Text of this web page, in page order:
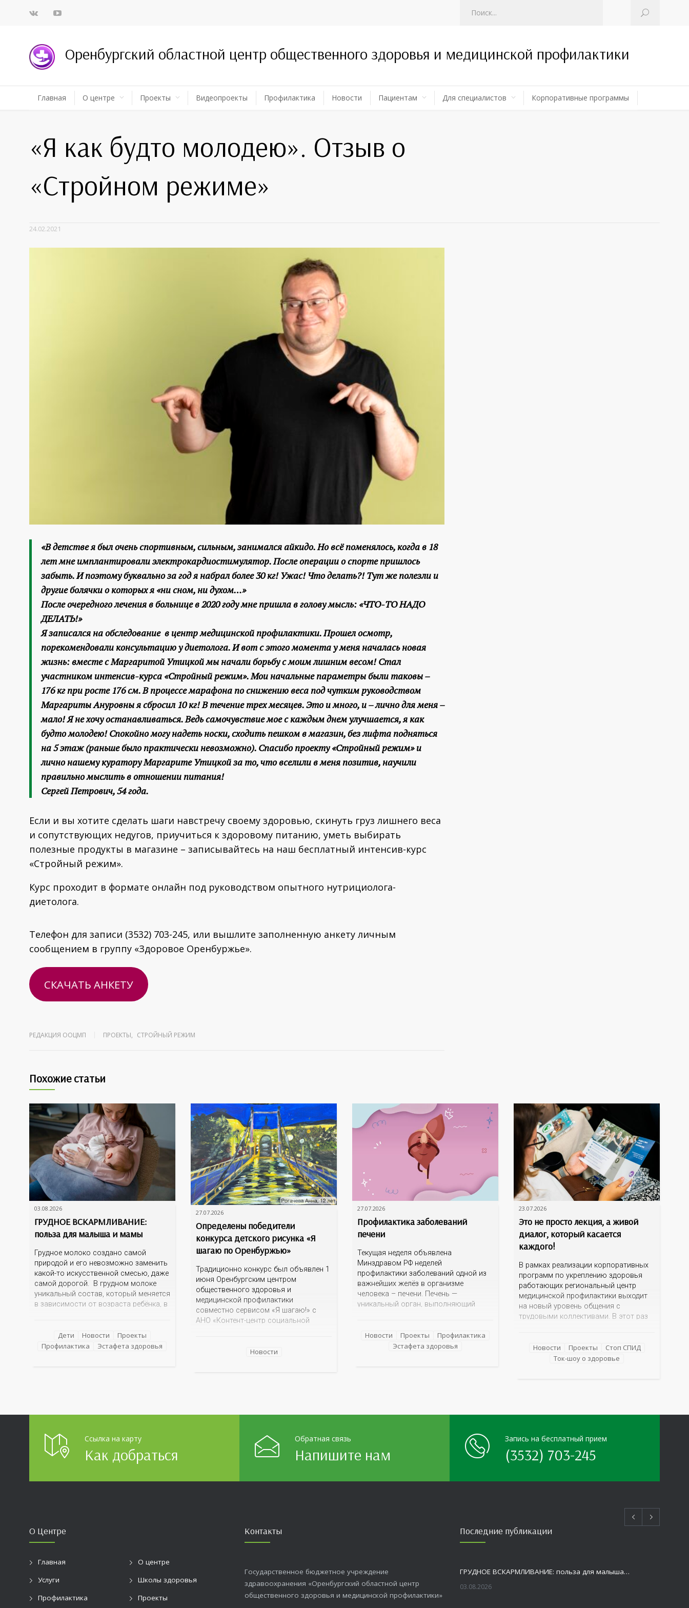
Оренбургский областной центр общественного здоровья и медицинской профилактики
Главная О центре Проекты Видеопроекты Профилактика Новости Пациентам Для специалистов Корпоративные программы
«Я как будто молодею». Отзыв о
«Стройном режиме»
24.02.2021
«В детстве я был очень спортивным, сильным, занимался айкидо. Но всё поменялось, когда в 18
лет мне имплантировали электрокардиостимулятор. После операции о спорте пришлось
забыть. И поэтому буквально за год я набрал более 30 кг! Ужас! Что делать?! Тут же полезли и
другие болячки о которых я «ни сном, ни духом…»
После очередного лечения в больнице в 2020 году мне пришла в голову мысль: «ЧТО-ТО НАДО
ДЕЛАТЬ!»
Я записался на обследование в центр медицинской профилактики. Прошел осмотр,
порекомендовали консультацию у диетолога. И вот с этого момента у меня началась новая
жизнь: вместе с Маргаритой Утицкой мы начали борьбу с моим лишним весом! Стал
участником интенсив-курса «Стройный режим». Мои начальные параметры были таковы –
176 кг при росте 176 см. В процессе марафона по снижению веса под чутким руководством
Маргариты Ануровны я сбросил 10 кг! В течение трех месяцев. Это и много, и – лично для меня –
мало! Я не хочу останавливаться. Ведь самочувствие мое с каждым днем улучшается, я как
будто молодею! Спокойно могу надеть носки, сходить пешком в магазин, без лифта подняться
на 5 этаж (раньше было практически невозможно). Спасибо проекту «Стройный режим» и
лично нашему куратору Маргарите Утицкой за то, что вселили в меня позитив, научили
правильно мыслить в отношении питания!
Сергей Петрович, 54 года.
Если и вы хотите сделать шаги навстречу своему здоровью, скинуть груз лишнего веса
и сопутствующих недугов, приучиться к здоровому питанию, уметь выбирать
полезные продукты в магазине – записывайтесь на наш бесплатный интенсив-курс
«Стройный режим».
Курс проходит в формате онлайн под руководством опытного нутрициолога-
диетолога.
Телефон для записи (3532) 703-245, или вышлите заполненную анкету личным
сообщением в группу «Здоровое Оренбуржье».
СКАЧАТЬ АНКЕТУ
РЕДАКЦИЯ ООЦМП ПРОЕКТЫ, СТРОЙНЫЙ РЕЖИМ
Похожие статьи
03.08.2026
ГРУДНОЕ ВСКАРМЛИВАНИЕ:
польза для малыша и мамы
Грудное молоко создано самой
природой и его невозможно заменить
какой-то искусственной смесью, даже
самой дорогой. В грудном молоке
уникальный состав, который меняется
в зависимости от возраста ребёнка, в
как малыш подрастает – меняется
состав белков, жиров, углеводов,
Дети Новости
Проекты
Профилактика
Эстафета здоровья
27.07.2026
Определены победители
конкурса детского рисунка «Я
шагаю по Оренбуржью»
Традиционно конкурс был объявлен 1
июня Оренбургским центром
общественного здоровья и
медицинской профилактики
совместно сервисом «Я шагаю!» с
АНО «Контент-центр социальной
Оренбуржье: любимые улицы,
разных уголков Оренбуржья. С
Новости
27.07.2026
Профилактика заболеваний
печени
Текущая неделя объявлена
Минздравом РФ неделей
профилактики заболеваний одной из
важнейших желёз в организме
человека – печени. Печень —
уникальный орган, выполняющий
а также регуляцию обмена веществ.
Однако ее заболевания, такие как
Новости Проекты
Профилактика
Эстафета здоровья
23.07.2026
Это не просто лекция, а живой
диалог, который касается
каждого!
В рамках реализации корпоративных
программ по укреплению здоровья
работающих региональный центр
медицинской профилактики выходит
на новый уровень общения с
трудовыми коллективами. В этот раз
для сотрудников более 10 ведущих
предприятий и организаций области
Новости Проекты
Стоп СПИД
Ток-шоу о здоровье
Ссылка на карту
Как добраться
Обратная связь
Напишите нам
Запись на бесплатный прием
(3532) 703-245
О Центре
Главная
О центре
Услуги
Школы здоровья
Профилактика
Проекты
Контакты
Государственное бюджетное учреждение
здравоохранения «Оренбургский областной центр
общественного здоровья и медицинской профилактики»
Последние публикации
ГРУДНОЕ ВСКАРМЛИВАНИЕ: польза для малыша и мамы
03.08.2026